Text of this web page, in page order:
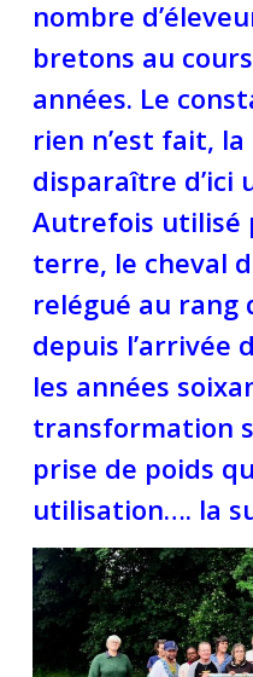
nombre
bretons au
années. Le
rien n’est fait,
disparaître d’ici
Autrefois utilisé
terre, le cheval
relégué au rang
depuis l’arrivée
les années
transformation
prise de poids
utilisation…. la